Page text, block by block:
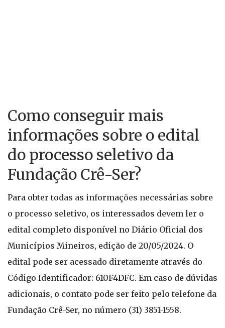
Como conseguir mais
informações sobre o edital
do processo seletivo da
Fundação Crê-Ser?
Para obter todas as informações necessárias sobre
o processo seletivo, os interessados devem ler o
edital completo disponível no Diário Oficial dos
Municípios Mineiros, edição de 20/05/2024. O
edital pode ser acessado diretamente através do
Código Identificador: 610F4DFC. Em caso de dúvidas
adicionais, o contato pode ser feito pelo telefone da
Fundação Crê-Ser, no número (31) 3851-1558.